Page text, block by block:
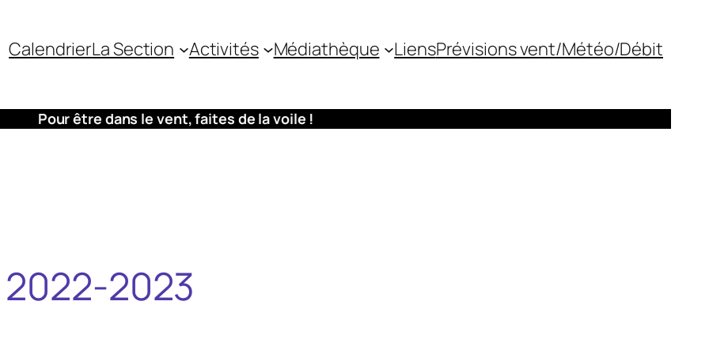
CalendrierLa Section Activités Médiathèque LiensPrévisions vent/Météo/Débit
Pour être dans le vent, faites de la voile !
2023